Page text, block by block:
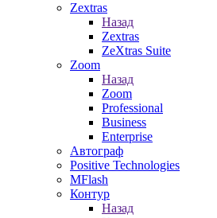
Zextras
Назад
Zextras
ZeXtras Suite
Zoom
Назад
Zoom
Professional
Business
Enterprise
Автограф
Positive Technologies
MFlash
Контур
Назад